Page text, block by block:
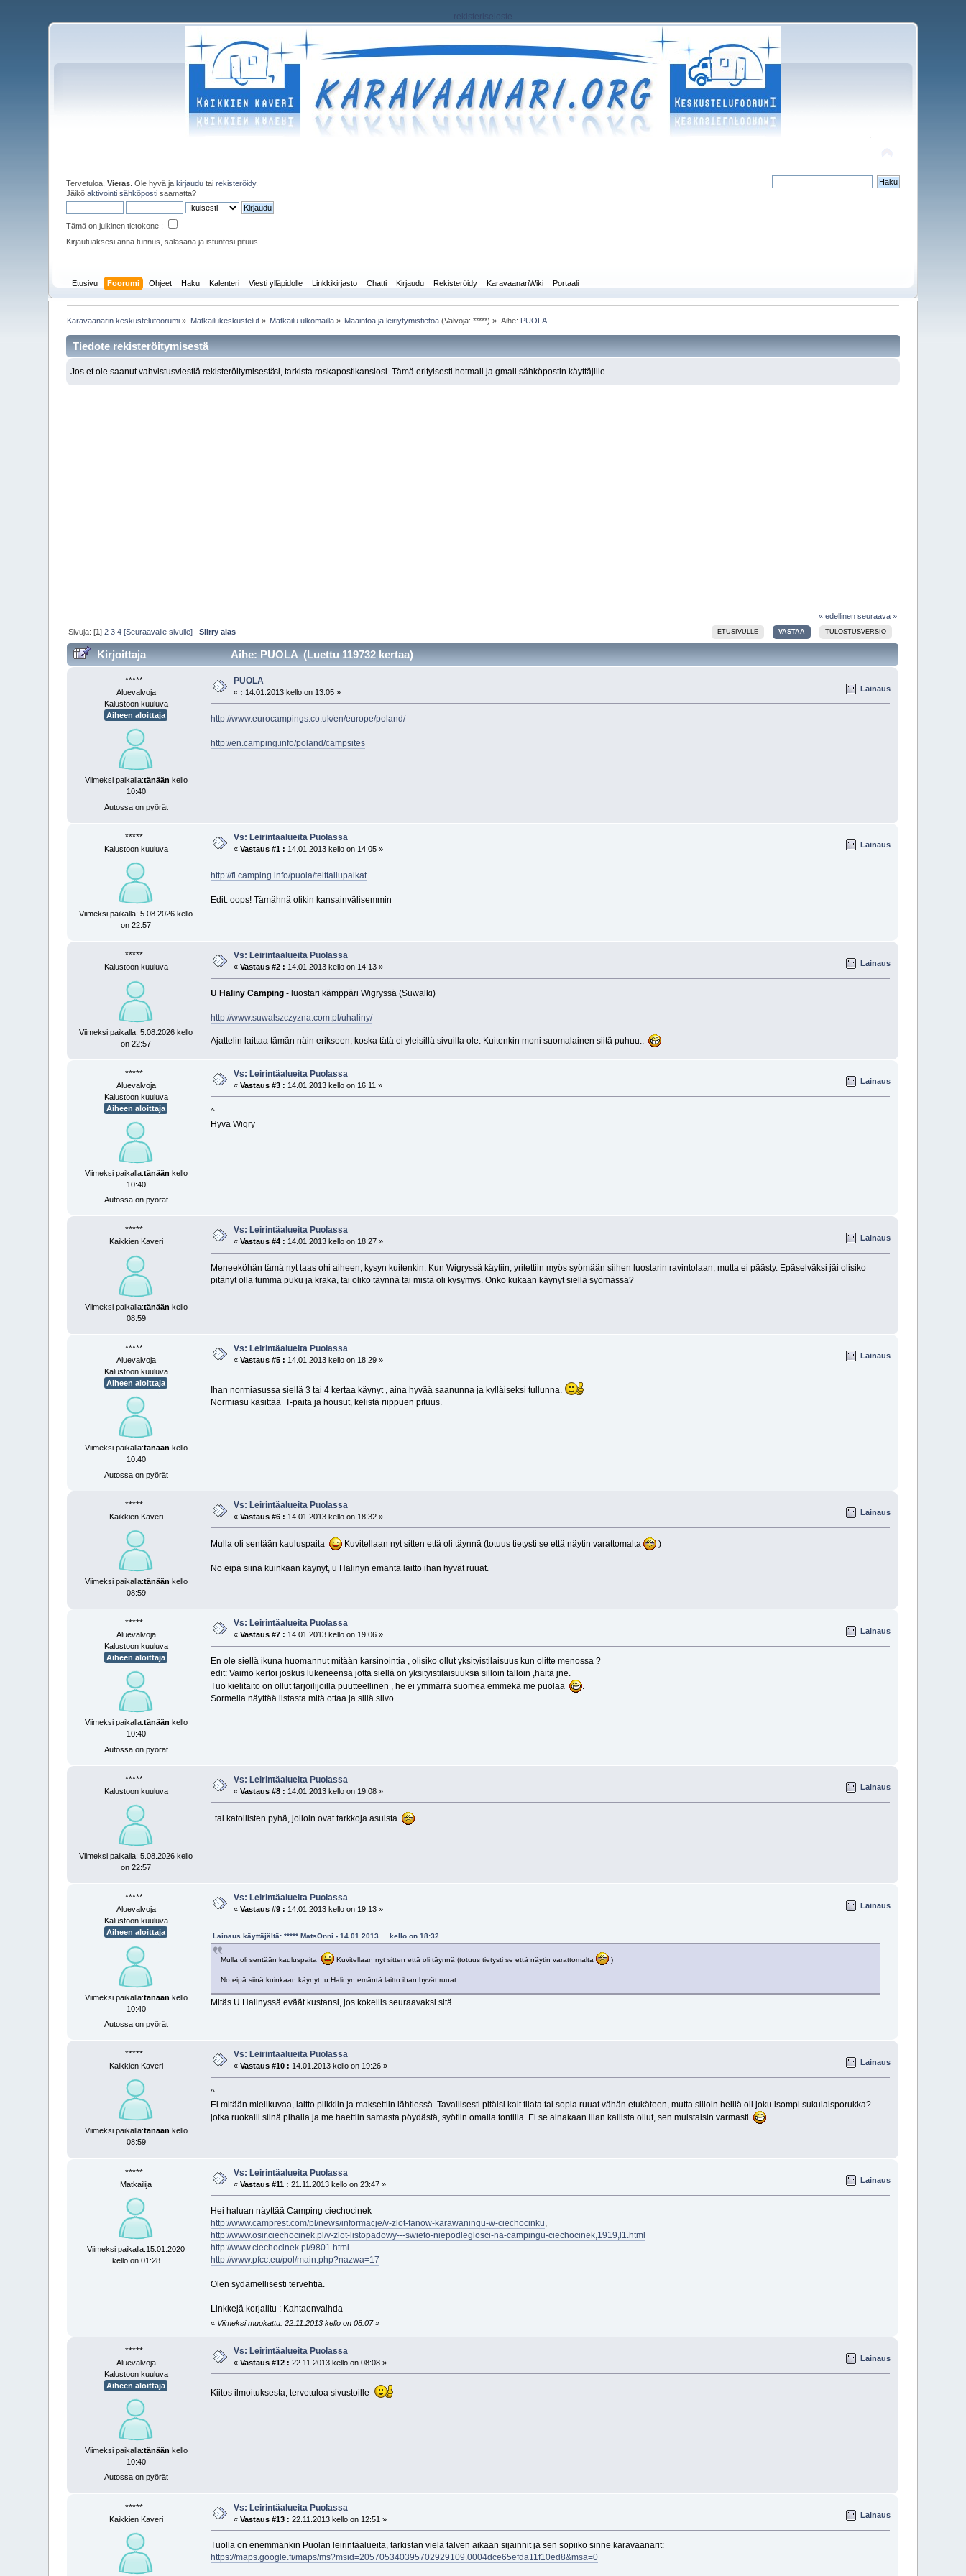
rekisteriseloste
Tervetuloa,Vieras . Ole hyvä jakirjaudu tairekisteröidy.
Jäiköaktivointi sähköposti saamatta?
Tämä on julkinen tietokone :
Kirjautuaksesi anna tunnus, salasana ja istuntosi pituus
Etusivu Foorumi Ohjeet Haku Kalenteri Viesti ylläpidolle Linkkikirjasto Chatti Kirjaudu Rekisteröidy KaravaanariWiki Portaali
Karavaanarin keskustelufoorumi » Matkailukeskustelut» Matkailu ulkomailla » Maainfoa ja leiriytymistietoa (Valvoja: *****) » Aihe: PUOLA
Tiedote rekisteröitymisestä
Jos et ole saanut vahvistusviestiä rekisteröitymisestäsi, tarkista roskapostikansiosi. Tämä erityisesti hotmail ja gmail sähköpostin käyttäjille.
« edellinen seuraava »
ETUSIVULLE VASTAA TULOSTUSVERSIO
Sivuja: [1]2 3 4 [Seuraavalle sivulle] Siirry alas
Kirjoittaja Aihe: PUOLA (Luettu 119732 kertaa)
*****
Aluevalvoja
Kalustoon kuuluva
Aiheen aloittaja
Viimeksi paikalla:tänään kello
10:40
Autossa on pyörät
PUOLA
« : 14.01.2013 kello on 13:05 » Lainaus
http://www.eurocampings.co.uk/en/europe/poland/
http://en.camping.info/poland/campsites
*****
Kalustoon kuuluva
Viimeksi paikalla: 5.08.2026 kello
on 22:57
Vs: Leirintäalueita Puolassa
«Vastaus #1 : 14.01.2013 kello on 14:05 » Lainaus
http://fi.camping.info/puola/telttailupaikat
Edit: oops! Tämähnä olikin kansainvälisemmin
*****
Kalustoon kuuluva
Viimeksi paikalla: 5.08.2026 kello
on 22:57
Vs: Leirintäalueita Puolassa
«Vastaus #2 : 14.01.2013 kello on 14:13 » Lainaus
U Haliny Camping- luostari kämppäri Wigryssä (Suwalki)
http://www.suwalszczyzna.com.pl/uhaliny/
Ajattelin laittaa tämän näin erikseen, koska tätä ei yleisillä sivuilla ole. Kuitenkin moni suomalainen siitä puhuu..
*****
Aluevalvoja
Kalustoon kuuluva
Aiheen aloittaja
Viimeksi paikalla:tänään kello
10:40
Autossa on pyörät
Vs: Leirintäalueita Puolassa
«Vastaus #3 : 14.01.2013 kello on 16:11 » Lainaus
^
Hyvä Wigry
*****
Kaikkien Kaveri
Viimeksi paikalla:tänään kello
08:59
Vs: Leirintäalueita Puolassa
«Vastaus #4 : 14.01.2013 kello on 18:27 » Lainaus
Meneeköhän tämä nyt taas ohi aiheen, kysyn kuitenkin. Kun Wigryssä käytiin, yritettiin myös syömään siihen luostarin ravintolaan, mutta ei päästy. Epäselväksi jäi olisiko
pitänyt olla tumma puku ja kraka, tai oliko täynnä tai mistä oli kysymys. Onko kukaan käynyt siellä syömässä?
*****
Aluevalvoja
Kalustoon kuuluva
Aiheen aloittaja
Viimeksi paikalla:tänään kello
10:40
Autossa on pyörät
Vs: Leirintäalueita Puolassa
«Vastaus #5 : 14.01.2013 kello on 18:29 » Lainaus
Ihan normiasussa siellä 3 tai 4 kertaa käynyt , aina hyvää saanunna ja kylläiseksi tullunna.
Normiasu käsittää T-paita ja housut, kelistä riippuen pituus.
*****
Kaikkien Kaveri
Viimeksi paikalla:tänään kello
08:59
Vs: Leirintäalueita Puolassa
«Vastaus #6 : 14.01.2013 kello on 18:32 » Lainaus
Mulla oli sentään kauluspaita Kuvitellaan nyt sitten että oli täynnä (totuus tietysti se että näytin varattomalta )
No eipä siinä kuinkaan käynyt, u Halinyn emäntä laitto ihan hyvät ruuat.
*****
Aluevalvoja
Kalustoon kuuluva
Aiheen aloittaja
Viimeksi paikalla:tänään kello
10:40
Autossa on pyörät
Vs: Leirintäalueita Puolassa
«Vastaus #7 : 14.01.2013 kello on 19:06 » Lainaus
En ole siellä ikuna huomannut mitään karsinointia , olisiko ollut yksityistilaisuus kun olitte menossa ?
edit: Vaimo kertoi joskus lukeneensa jotta siellä on yksityistilaisuuksia silloin tällöin ,häitä jne.
Tuo kielitaito on ollut tarjoilijoilla puutteellinen , he ei ymmärrä suomea emmekä me puolaa
.
Sormella näyttää listasta mitä ottaa ja sillä siivo
*****
Kalustoon kuuluva
Viimeksi paikalla: 5.08.2026 kello
on 22:57
Vs: Leirintäalueita Puolassa
«Vastaus #8 : 14.01.2013 kello on 19:08 » Lainaus
..tai katollisten pyhä, jolloin ovat tarkkoja asuista
*****
Aluevalvoja
Kalustoon kuuluva
Aiheen aloittaja
Viimeksi paikalla:tänään kello
10:40
Autossa on pyörät
Vs: Leirintäalueita Puolassa
«Vastaus #9 : 14.01.2013 kello on 19:13 » Lainaus
Lainaus käyttäjältä: ***** MatsOnni - 14.01.2013 kello on 18:32
Mulla oli sentään kauluspaita Kuvitellaan nyt sitten että oli täynnä (totuus tietysti se että näytin varattomalta )
No eipä siinä kuinkaan käynyt, u Halinyn emäntä laitto ihan hyvät ruuat.
Mitäs U Halinyssä eväät kustansi, jos kokeilis seuraavaksi sitä
*****
Kaikkien Kaveri
Viimeksi paikalla:tänään kello
08:59
Vs: Leirintäalueita Puolassa
«Vastaus #10 : 14.01.2013 kello on 19:26 » Lainaus
^
Ei mitään mielikuvaa, laitto piikkiin ja maksettiin lähtiessä. Tavallisesti pitäisi kait tilata tai sopia ruuat vähän etukäteen, mutta silloin heillä oli joku isompi sukulaisporukka?
jotka ruokaili siinä pihalla ja me haettiin samasta pöydästä, syötiin omalla tontilla. Ei se ainakaan liian kallista ollut, sen muistaisin varmasti
*****
Matkailija
Viimeksi paikalla:15.01.2020
kello on 01:28
Vs: Leirintäalueita Puolassa
«Vastaus #11 : 21.11.2013 kello on 23:47 » Lainaus
Hei haluan näyttää Camping ciechocinek
http://www.camprest.com/pl/news/informacje/v-zlot-fanow-karawaningu-w-ciechocinku
http://www.osir.ciechocinek.pl/v-zlot-listopadowy---swieto-niepodleglosci-na-campingu-ciechocinek,1919,l1.html
http://www.ciechocinek.pl/9801.html
http://www.pfcc.eu/pol/main.php?nazwa=17
Olen sydämellisesti tervehtiä.
Linkkejä korjailtu : Kahtaenvaihda
« Viimeksi muokattu: 22.11.2013 kello on 08:07»
*****
Aluevalvoja
Kalustoon kuuluva
Aiheen aloittaja
Viimeksi paikalla:tänään kello
10:40
Autossa on pyörät
Vs: Leirintäalueita Puolassa
«Vastaus #12 : 22.11.2013 kello on 08:08 » Lainaus
Kiitos ilmoituksesta, tervetuloa sivustoille
*****
Kaikkien Kaveri
Vs: Leirintäalueita Puolassa
«Vastaus #13 : 22.11.2013 kello on 12:51 » Lainaus
Tuolla on enemmänkin Puolan leirintäalueita, tarkistan vielä talven aikaan sijainnit ja sen sopiiko sinne karavaanarit:
https://maps.google.fi/maps/ms?msid=205705340395702929109.0004dce65efda11f10ed8&msa=0